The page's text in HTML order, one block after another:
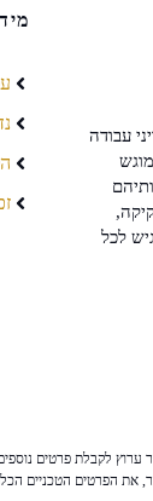
עבודה
לכל
לקבלת פרטים
הפרטים הטכניים